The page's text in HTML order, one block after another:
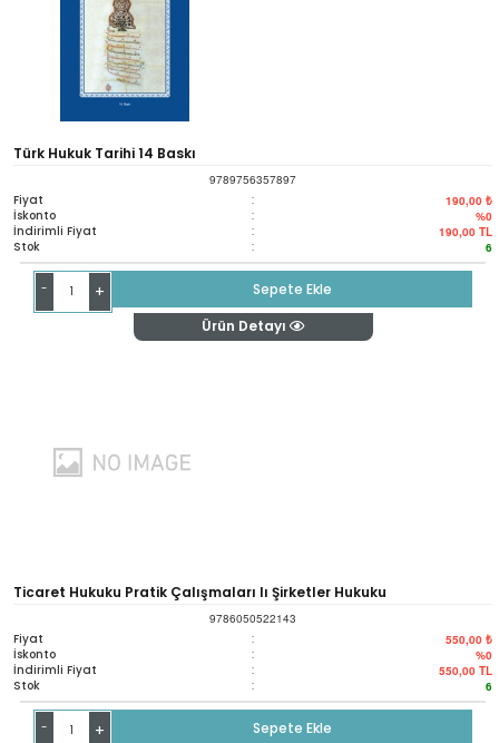
Türk Hukuk Tarihi 14 Baskı
9789756357897
Fiyat : 190,00 ₺
İskonto : %0
İndirimli Fiyat : 190,00 TL
Stok : 6
- +
Sepete Ekle
Ürün Detayı
Ticaret Hukuku Pratik Çalışmaları Iı Şirketler Hukuku
9786050522143
Fiyat : 550,00 ₺
İskonto : %0
İndirimli Fiyat : 550,00 TL
Stok : 6
- +
Sepete Ekle